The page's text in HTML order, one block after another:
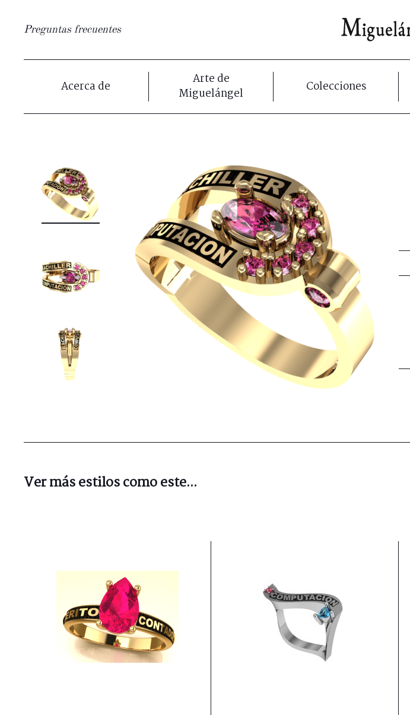
Preguntas frecuentes
Acerca de
Arte de
Miguelángel
Colecciones
Ver más estilos como este...